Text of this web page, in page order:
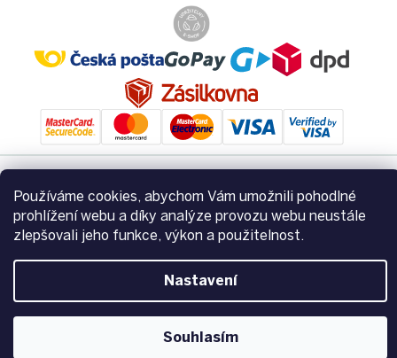
Používáme cookies, abychom Vám umožnili pohodlné
prohlížení webu a díky analýze provozu webu neustále
zlepšovali jeho funkce, výkon a použitelnost.
Nastavení
Souhlasím
Vytvořil Shoptet
Copyright 2026Zemito.cz. Všechna práva vyhrazena.Upravit
nastavení cookies